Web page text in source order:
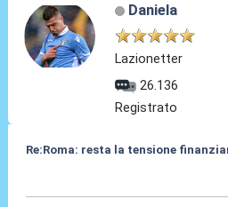
Daniela
Lazionetter
26.136
Registrato
Re:Roma: resta la tensione